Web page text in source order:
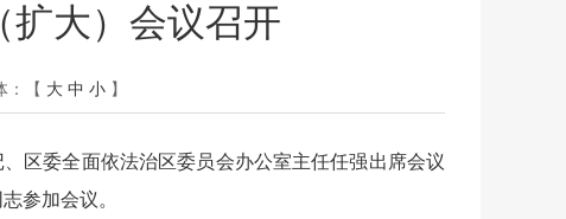
扩大）会议召开
：【 大 中 小 】
区委全面依法治区委员会办公室主任任强出席会议
参加会议。